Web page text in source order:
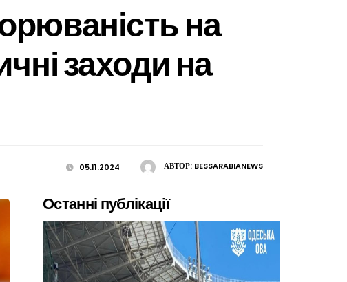
на
заходи на
АВТОР: BESSARABIANEWS
05.11.2024
Останні публікації